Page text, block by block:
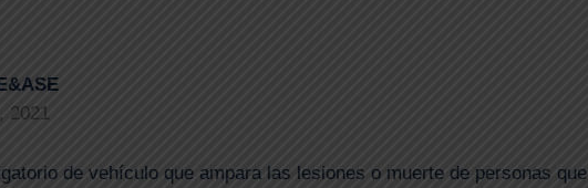
2021
de vehículo que ampara las lesiones o muerte de personas que